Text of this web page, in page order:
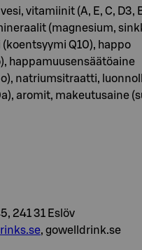
vitamiinit (A, E, C, D3,
(magnesium,
Q10), happo
happamuusensäätöaine
natriumsitraatti,
aromit, makeutusaine
241 31 Eslöv
, gowelldrink.se